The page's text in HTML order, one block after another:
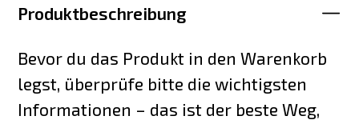
Produktbeschreibung
Bevor du das Produkt in den Warenkorb
legst, überprüfe bitte die wichtigsten
Informationen – das ist der beste Weg,